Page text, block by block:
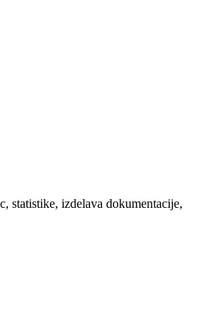
statistike, izdelava dokumentacije,